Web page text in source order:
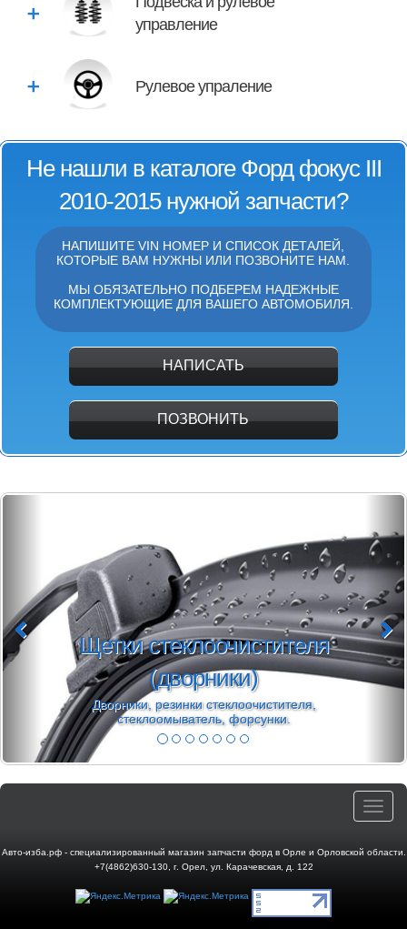
управление
Рулевое упраление
Не нашли в каталоге Форд фокус III
2010-2015 нужной запчасти?
НАПИШИТЕ VIN НОМЕР И СПИСОК ДЕТАЛЕЙ,
КОТОРЫЕ ВАМ НУЖНЫ ИЛИ ПОЗВОНИТЕ НАМ.
МЫ ОБЯЗАТЕЛЬНО ПОДБЕРЕМ НАДЕЖНЫЕ
КОМПЛЕКТУЮЩИЕ ДЛЯ ВАШЕГО АВТОМОБИЛЯ.
НАПИСАТЬ
ПОЗВОНИТЬ
Щетки стеклоочистителя
(дворники)
Дворники, резинки стеклоочистителя,
стеклоомыватель, форсунки.
Toggle
Авто-изба.рф - специализированный магазин запчасти форд в Орле и Орловской области.
+7(4862)630-130, г. Орел, ул. Карачевская, д. 122